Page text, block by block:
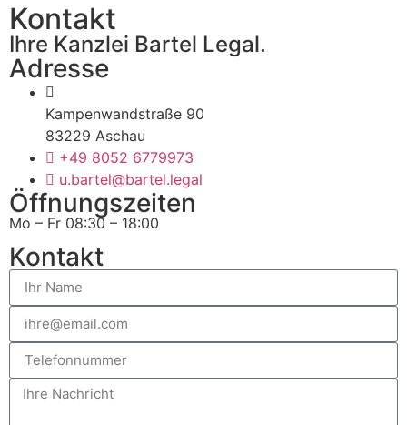
Kontakt
Ihre Kanzlei Bartel Legal.
Adresse
Kampenwandstraße 90
83229 Aschau
+49 8052 6779973
u.bartel@bartel.legal
Öffnungszeiten
Mo – Fr 08:30 – 18:00
Kontakt